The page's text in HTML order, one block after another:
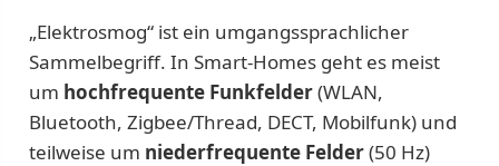
„Elektrosmog“ ist ein umgangssprachlicher
Sammelbegriff. In Smart-Homes geht es meist
um hochfrequente Funkfelder(WLAN,
Bluetooth, Zigbee/Thread, DECT, Mobilfunk) und
teilweise um niederfrequente Felder(50 Hz)